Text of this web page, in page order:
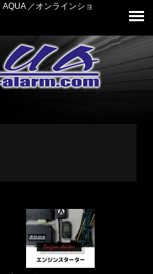
／オンラインショ